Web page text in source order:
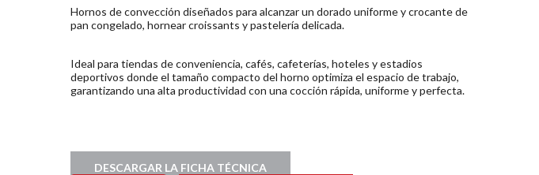
Hornos de convección diseñados para alcanzar un dorado uniforme y crocante de
pan congelado, hornear croissants y pastelería delicada.
Ideal para tiendas de conveniencia, cafés, cafeterías, hoteles y estadios
deportivos donde el tamaño compacto del horno optimiza el espacio de trabajo,
garantizando una alta productividad con una cocción rápida, uniforme y perfecta.
DESCARGAR LA FICHA TÉCNICA